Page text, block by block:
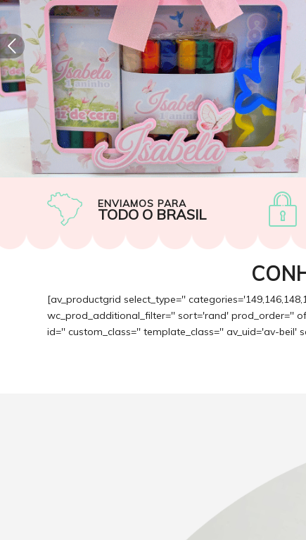
ENVIAMOS PARA
TODO O BRASIL
[av_productgrid select_type=''
wc_prod_additional_filter='' sort='rand' prod_order=''
id='' custom_class='' template_class='' av_uid='av-beil'